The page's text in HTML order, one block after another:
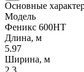
Основные
Модель
Феникс 600HT
Длина, м
5.97
Ширина, м